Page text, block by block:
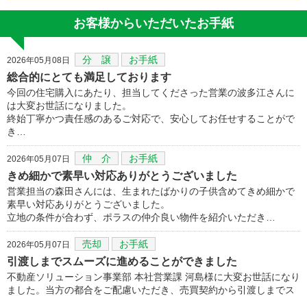
お客様からいただいたお手紙
2026年05月08日 分 譲 お手紙
総合的にとても満足しております
今回の住宅購入にあたり、担当してくださった営業の波多江さんに
は大変お世話になりました。
終始丁寧かつ責任感のあるご対応で、安心してお任せすることがで
き…
2026年05月07日 仲 介 お手紙
きめ細かで素早い対応ありがとうございました
営業担当の森田さんには、生まれたばかりの子供含めてきめ細かで
素早い対応ありがとうございました。
立地の条件が合わず、ポラスの仲介良い物件を紹介いただき…
2026年05月07日 売却 お手紙
引渡しまでスムーズに進めることができました
不動産ソリューション事業部 本社営業課 河島様に大変お世話になり
ました。当方の都合をご配慮いただき、売買契約から引渡しまでス